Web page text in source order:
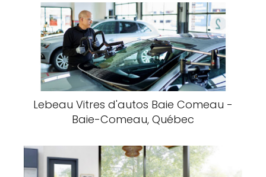
Lebeau Vitres d'autos Baie Comeau -
Baie-Comeau, Québec